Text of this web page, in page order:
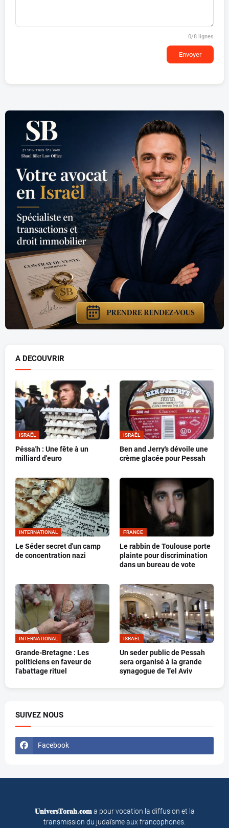
0/8 lignes
Envoyer
A DECOUVRIR
ISRAËL
Péssa'h : Une fête à un
milliard d'euro
ISRAËL
Ben and Jerry's dévoile une
crème glacée pour Pessah
INTERNATIONAL
Le Séder secret d'un camp
de concentration nazi
FRANCE
Le rabbin de Toulouse porte
plainte pour discrimination
dans un bureau de vote
INTERNATIONAL
Grande-Bretagne : Les
politiciens en faveur de
l'abattage rituel
ISRAËL
Un seder public de Pessah
sera organisé à la grande
synagogue de Tel Aviv
SUIVEZ NOUS
Facebook
𝐔𝐧𝐢𝐯𝐞𝐫𝐬𝐓𝐨𝐫𝐚𝐡.𝐜𝐨𝐦a pour vocation la diffusion et la
transmission du judaïsme aux francophones.